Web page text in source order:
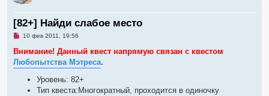
[82+] Найди слабое место
Н
п
о
10 фев 2011, 19:56
Внимание! Данный квест напрямую связан с квестом
Любопытства Мэтреса.
Уровень: 82+
Тип квеста:Многократный, проходится в одиночку